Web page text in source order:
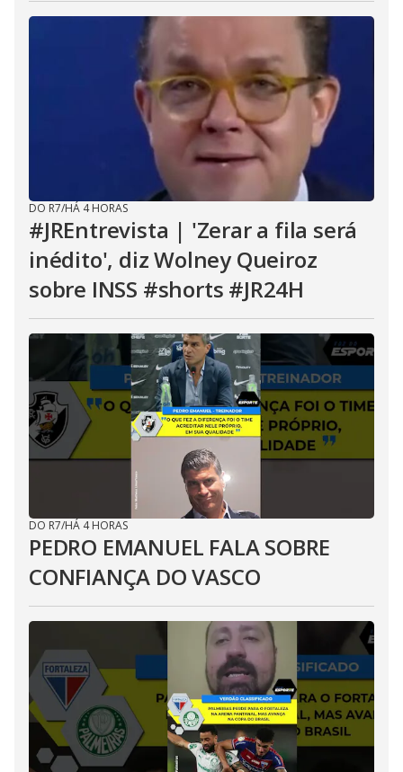
DO R7/HÁ 4 HORAS
#JREntrevista | 'Zerar a fila será
inédito', diz Wolney Queiroz
sobre INSS #shorts #JR24H
DO R7/HÁ 4 HORAS
PEDRO EMANUEL FALA SOBRE
CONFIANÇA DO VASCO